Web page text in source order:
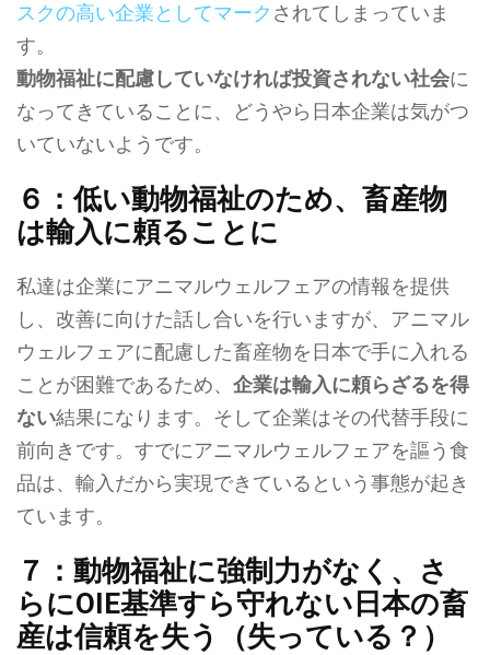
スクの高い企業としてマーク されてしまっていま
す。
動物福祉に配慮していなければ投資されない社会に
なってきていることに、どうやら日本企業は気がつ
いていないようです。
６：低い動物福祉のため、畜産物
は輸入に頼ることに
私達は企業にアニマルウェルフェアの情報を提供
し、改善に向けた話し合いを行いますが、アニマル
ウェルフェアに配慮した畜産物を日本で手に入れる
ことが困難であるため、 企業は輸入に頼らざるを得
ない結果になります。そして企業はその代替手段に
前向きです。すでにアニマルウェルフェアを謳う食
品は、輸入だから実現できているという事態が起き
ています。
７：動物福祉に強制力がなく、さ
らにOIE基準すら守れない日本の畜
産は信頼を失う（失っている？）